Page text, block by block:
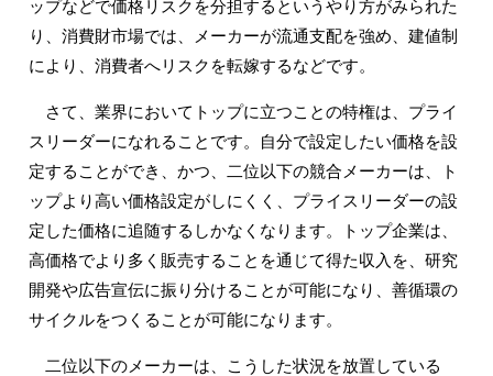
ップなどで価格リスクを分担するというやり方がみられた
り、消費財市場では、メーカーが流通支配を強め、建値制
により、消費者へリスクを転嫁するなどです。
さて、業界においてトップに立つことの特権は、プライ
スリーダーになれることです。自分で設定したい価格を設
定することができ、かつ、二位以下の競合メーカーは、ト
ップより高い価格設定がしにくく、プライスリーダーの設
定した価格に追随するしかなくなります。トップ企業は、
高価格でより多く販売することを通じて得た収入を、研究
開発や広告宣伝に振り分けることが可能になり、善循環の
サイクルをつくることが可能になります。
二位以下のメーカーは、こうした状況を放置している